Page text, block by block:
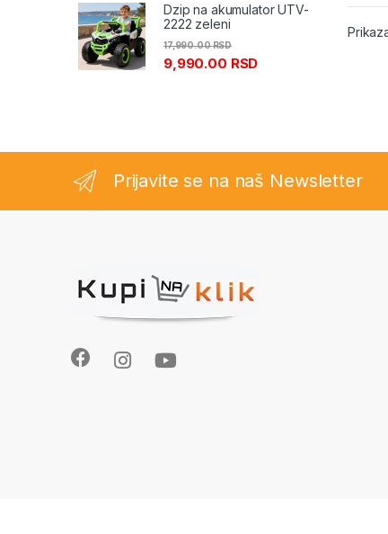
Dzip na akumulator UTV-
2222 zeleni
9,990.00 RSD
17,990.00RSD
Prijavite se na naš Newsletter